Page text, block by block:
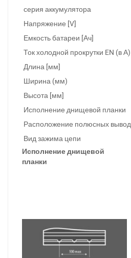
серия аккумулятора
Напряжение [V]
Емкость батареи [Ач]
Ток холодной прокрутки EN (в А)
Длина [мм]
Ширина (мм)
Высота [мм]
Исполнение днищевой планки
Расположение полюсных
Вид зажима цепи
Исполнение днищевой
планки